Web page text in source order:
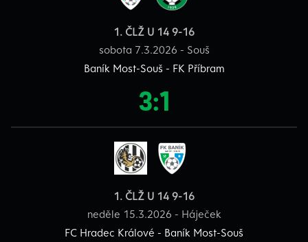
1. ČLŽ U 14 9-16
sobota 7.3.2026 - Souš
Baník Most-Souš - FK Příbram
3:1
1. ČLŽ U 14 9-16
neděle 15.3.2026 - Háječek
FC Hradec Králové - Baník Most-Souš